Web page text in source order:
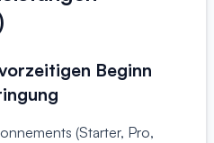
Beginn
(Starter, Pro,